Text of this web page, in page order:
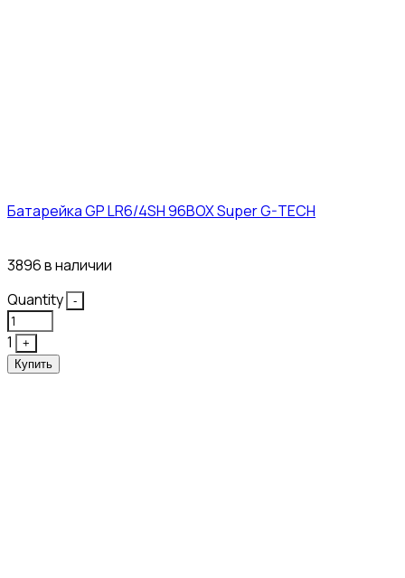
Батарейка GP LR6/4SH 96BOX Super G-TECH
3896 в наличии
Quantity
-
1
+
Купить